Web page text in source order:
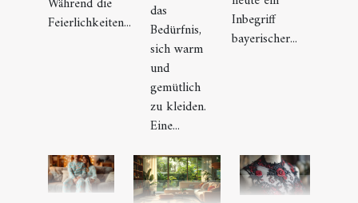
Feierlichkeiten...
das
Bedürfnis,
sich warm
und
gemütlich
zu kleiden.
Eine...
Inbegriff
bayerischer...